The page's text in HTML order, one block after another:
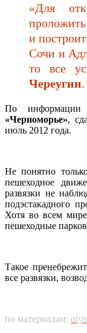
«Для
и
Сочи и
то все
Череугин.
По информации
«Черноморье»,
июль 2012 года.
Не понятно
пешеходное
развязки не
подэстакадного
Хотя во всем
пешеходные
Такое
все развязки,
по материалам: